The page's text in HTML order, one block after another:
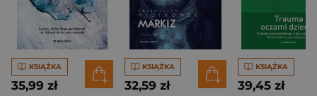
KSIĄŻKA
35,99 zł
KSIĄŻKA
32,59 zł
KSIĄŻKA
39,45 zł